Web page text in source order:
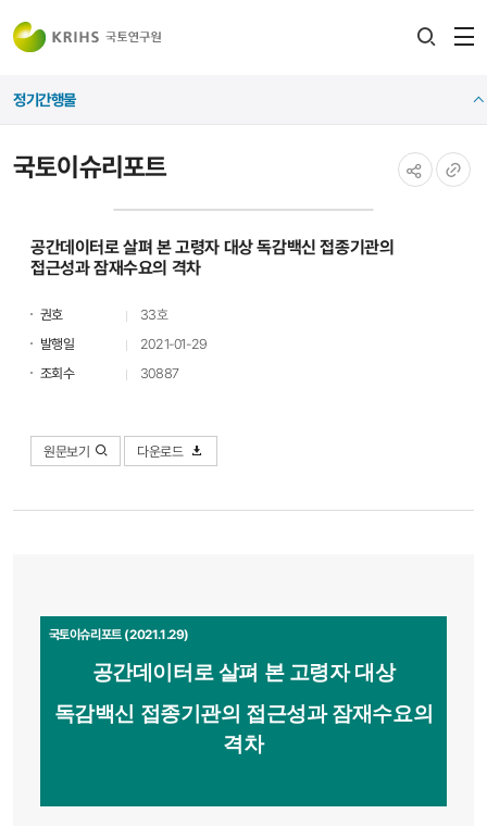
국토이슈리포트
정기간행물
공간데이터로 살펴 본 고령자 대상 독감백신 접종기관의
접근성과 잠재수요의 격차
권호
33호
발행일
2021-01-29
조회수
30887
원문보기 다운로드
국토이슈리포트 (2021.1.29)
공간데이터로 살펴 본 고령자 대상
독감백신 접종기관의 접근성과 잠재수요의
격차